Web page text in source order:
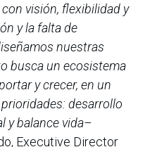
visión, flexibilidad y
y la falta de
nuestras
busca un ecosistema
y crecer, en un
desarrollo
y balance vida–
Executive Director